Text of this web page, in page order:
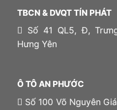
TBCN & DVQT TÍN PHÁT
Số 41 QL5, Đ,
Hưng Yên
Ô TÔ AN PHƯỚC
Số 100 Võ Nguyên